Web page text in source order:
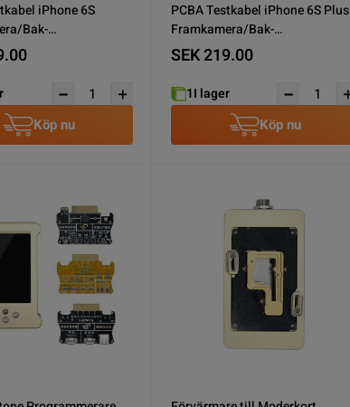
iPhone 6S
Bak-
Skärm
Köp nu
PCBA Testkabel iPhone 6S Plus
Framkamera/Bak-
Kamera/Laddkontakt/Skärm
SEK 219.00
1I lager
Köp nu